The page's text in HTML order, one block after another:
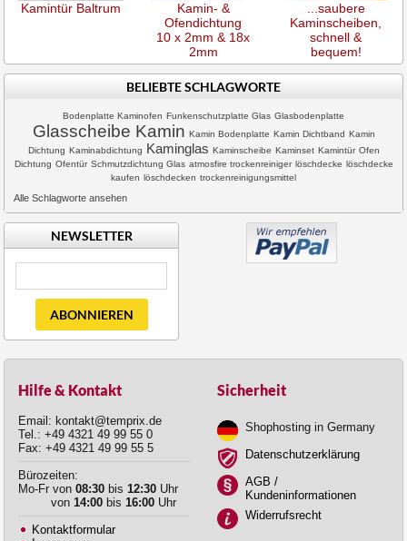
Kamintür Baltrum
Kamin- &
Ofendichtung
10 x 2mm & 18x
2mm
...saubere
Kaminscheiben,
schnell &
bequem!
BELIEBTE SCHLAGWORTE
Bodenplatte Kaminofen Funkenschutzplatte Glas Glasbodenplatte
Glasscheibe Kamin Kamin Bodenplatte Kamin Dichtband
Kamin
Dichtung Kaminabdichtung Kaminglas Kaminscheibe Kaminset Kamintür Ofen
Dichtung Ofentür Schmutzdichtung Glas atmosfire trockenreiniger löschdecke
löschdecke
kaufen
löschdecken trockenreinigungsmittel
Alle Schlagworte ansehen
NEWSLETTER
ABONNIEREN
Hilfe & Kontakt
Email: kontakt@temprix.de
Tel.: +49 4321 49 99 55 0
Fax: +49 4321 49 99 55 5
Bürozeiten:
Mo-Fr von 08:30 bis 12:30 Uhr
von 14:00 bis 16:00 Uhr
Kontaktformular
Sicherheit
Shophosting in Germany
Datenschutzerklärung
AGB /
Kundeninformationen
Widerrufsrecht